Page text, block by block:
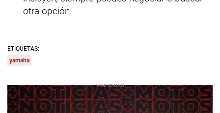
otra opción.
ETIQUETAS:
yamaha